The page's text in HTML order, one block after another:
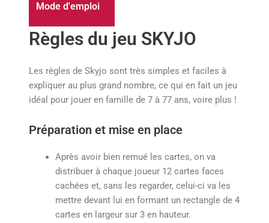
Mode d'emploi
Règles du jeu SKYJO
Les règles de Skyjo sont très simples et faciles à
expliquer au plus grand nombre, ce qui en fait un jeu
idéal pour jouer en famille de 7 à 77 ans, voire plus !
Préparation et mise en place
Après avoir bien remué les cartes, on va
distribuer à chaque joueur 12 cartes faces
cachées et, sans les regarder, celui-ci va les
mettre devant lui en formant un rectangle de 4
cartes en largeur sur 3 en hauteur.